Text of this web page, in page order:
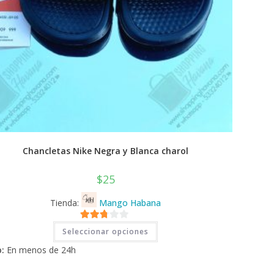
Chancletas Nike Negra y Blanca charol
$25
Tienda: Mango Habana
2.71
de 5
Seleccionar opciones
Este
tiene
En menos de 24h